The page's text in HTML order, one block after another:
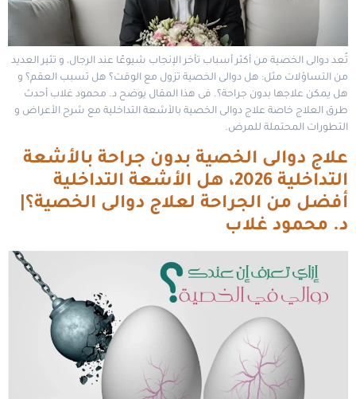
تُعد دوالى الخصية من أكثر أسباب تأخر الإنجاب شيوعًا عند الرجال، و تثير العديد
من التساؤلات مثل: هل دوالى الخصية تزول مع الوقت؟ هل تسبب العقم؟ و
هل يمكن علاجها بدون جراحة؟. فى هذا المقال يوضح د. محمود غلاب أحدث
طرق العلاج خاصة علاج دوالى الخصية بالأشعة التداخلية مع شرح الأعراض و
التطورات المحتملة للمرض.
علاج دوالى الخصية بدون جراحة بالأشعة
التداخلية 2026، هل الأشعة التداخلية
أفضل من الجراحة لعلاج دوالى الخصية؟|
د. محمود غلاب